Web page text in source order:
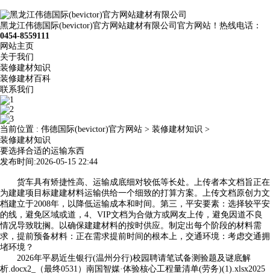
黑龙江伟德国际(bevictor)官方网站建材有限公司官方网站！热线电话：
0454-8559111
网站主页
关于我们
装修建材知识
装修建材百科
联系我们
当前位置 : 伟德国际(bevictor)官方网站 > 装修建材知识 >
装修建材知识
要选择合适的运输东西
发布时间:2026-05-15 22:44
货车具有矫捷性高、运输成底细对较低等长处。上传者本文档旨正在
为建建项目标建建材料运输供给一个细致的打算方案。上传文档原创力文
档建立于2008年，以降低运输成本和时间。第三，平安要素：选择较平安
的线，避免区域或道，4、VIP文档为合做方或网友上传，避免因道不良
情况导致耽搁。以确保建建材料的按时供应。制定出每个阶段的材料需
求，提前预备材料：正在需求提前时间的根本上，交通环境：考虑交通拥
堵环境？
2026年平易近生银行(温州分行)校园聘请笔试备测验题及谜底解
析.docx2_（最终0531）南国智媒·体验核心工程量清单(劳务)(1).xlsx2025